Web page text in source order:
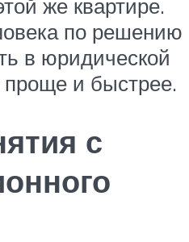
же квартире.
по решению
в юридической
и быстрее.
с